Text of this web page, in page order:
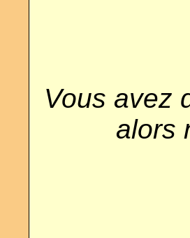
Vous avez
alors